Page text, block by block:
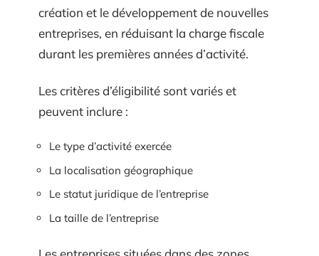
création et le développement de nouvelles
entreprises, en réduisant la charge fiscale
durant les premières années d’activité.
Les critères d’éligibilité sont variés et
peuvent inclure :
Le type d’activité exercée
La localisation géographique
Le statut juridique de l’entreprise
La taille de l’entreprise